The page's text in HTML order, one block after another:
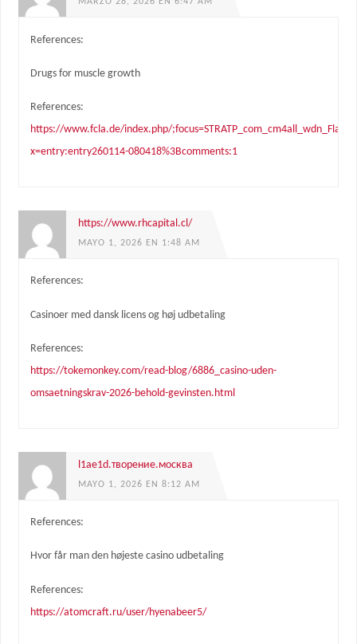
References:
Drugs for muscle growth
References:
https://www.fcla.de/index.php/
x=entry:entry260114-080418%3Bcomments:1
https://www.rhcapital.cl/
MAYO 1, 2026 EN 1:48 AM
References:
Casinoer med dansk licens og høj udbetaling
References:
https://tokemonkey.com/read-blog/6886_casino-uden-
omsaetningskrav-2026-behold-gevinsten.html
l1ae1d.творение.москва
MAYO 1, 2026 EN 8:12 AM
References:
Hvor får man den højeste casino udbetaling
References:
https://atomcraft.ru/user/hyenabeer5/